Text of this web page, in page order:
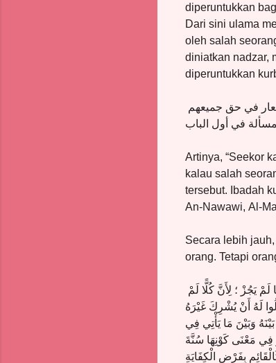
diperuntukkan
Dari sini ulama
oleh salah
diniatkan nadzar,
diperuntukkan
في حق جميعهم
في أول الباب
Artinya, “Seekor
kalau salah
tersebut. Ibadah
An-Nawawi, Al-
Secara lebih
orang. Tetapi
يَجُزْ ؛ لِأَنَّ كُلًّا لَمْ
لَهُ أَنْ يُشْرِكَ غَيْرَهُ
وَبَيْنَ مَا يَأْتِي فِي
فِي مَعْنَى كَوْنِهَا سُنَّةَ
بِفَرْضِ الْكِفَايَةِ